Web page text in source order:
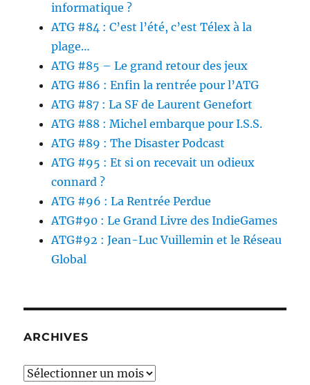
informatique ?
ATG #84 : C’est l’été, c’est Télex à la
plage…
ATG #85 – Le grand retour des jeux
ATG #86 : Enfin la rentrée pour l’ATG
ATG #87 : La SF de Laurent Genefort
ATG #88 : Michel embarque pour I.S.S.
ATG #89 : The Disaster Podcast
ATG #95 : Et si on recevait un odieux
connard ?
ATG #96 : La Rentrée Perdue
ATG#90 : Le Grand Livre des IndieGames
ATG#92 : Jean-Luc Vuillemin et le Réseau
Global
ARCHIVES
Archives